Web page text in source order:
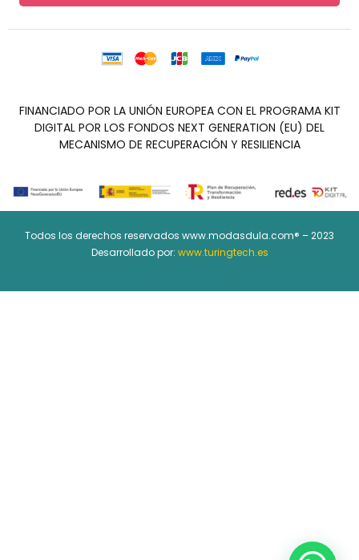
FINANCIADO POR LA UNIÓN EUROPEA CON EL PROGRAMA KIT
DIGITAL POR LOS FONDOS NEXT GENERATION (EU) DEL
MECANISMO DE RECUPERACIÓN Y RESILIENCIA
Todos los derechos reservados www.modasdula.com® – 2023
Desarrollado por: www.turingtech.es